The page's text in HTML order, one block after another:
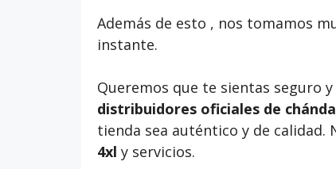
Además de esto , nos tomamos
instante.
Queremos que te sientas seguro
distribuidores oficiales de
tienda sea auténtico y de
4xl y servicios.